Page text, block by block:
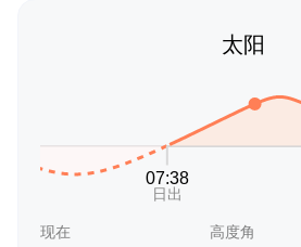
太阳
现在 高度角